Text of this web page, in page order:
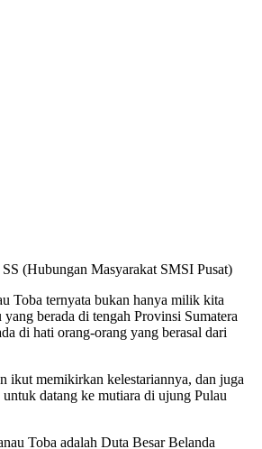
(Hubungan Masyarakat SMSI Pusat)
Toba ternyata bukan hanya milik kita
berada di tengah Provinsi Sumatera
di hati orang-orang yang berasal dari
ikut memikirkan kelestariannya, dan juga
datang ke mutiara di ujung Pulau
Toba adalah Duta Besar Belanda